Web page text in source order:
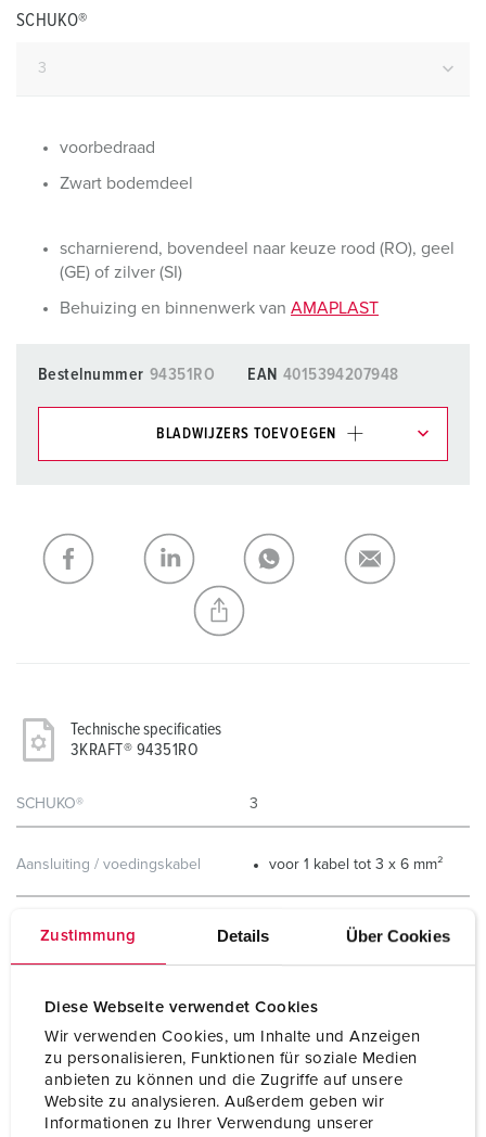
Zustimmung Details Über Cookies
Diese Webseite verwendet Cookies
Wir verwenden Cookies, um Inhalte und Anzeigen
zu personalisieren, Funktionen für soziale Medien
anbieten zu können und die Zugriffe auf unsere
Website zu analysieren. Außerdem geben wir
Informationen zu Ihrer Verwendung unserer
SCHUKO®
voorbedraad
Zwart bodemdeel
scharnierend, bovendeel naar keuze rood (RO), geel
(GE) of zilver (SI)
Behuizing en binnenwerk van AMAPLAST
Bestelnummer 94351RO EAN 4015394207948
BLADWIJZERS TOEVOEGEN
Mijn lijst TOEVOEGEN
NIEUW LIJST MAKEN
Technische specificaties
3KRAFT® 94351RO
SCHUKO® 3
Aansluiting / voedingskabel voor 1 kabel tot 3 x 6 mm²
Behuizing materiaal Kunststof
Gewicht 927 g
Certificeringen EAC
Combinatie uit voorraad B